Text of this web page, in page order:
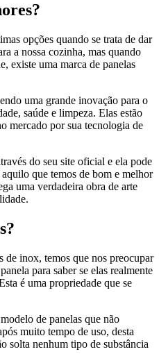
opções quando se trata de dar
a nossa cozinha, mas quando
existe uma marca de panelas
uma grande inovação para o
saúde e limpeza. Elas estão
mercado por sua tecnologia de
do seu site oficial e ela pode
que temos de bom e melhor
uma verdadeira obra de arte
de inox, temos que nos preocupar
para saber se elas realmente
é uma propriedade que se
de panelas que não
muito tempo de uso, desta
solta nenhum tipo de substância